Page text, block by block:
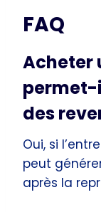
FAQ
Acheter
permet-
des
Oui, si
peut
après la